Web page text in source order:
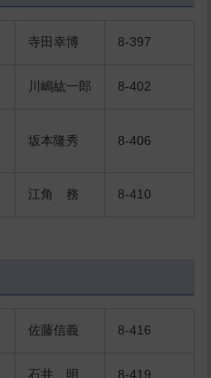
寺田幸博 8-397
川嶋紘一郎 8-402
坂本隆秀 8-406
江角 務 8-410
佐藤信義 8-416
石井 明 8-419